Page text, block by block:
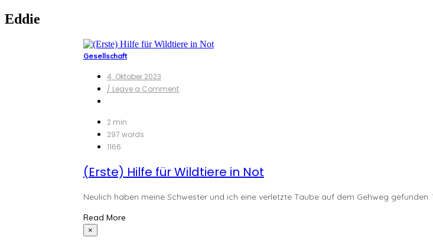
Eddie
Gesellschaft
4. Oktober 2023
/ Leave a Commenton
2 min
297 words
1166
(Erste) Hilfe für Wildtiere in Not
Neulich haben meine Schwester und ich eine verletzte Taube auf dem Gehweg
Read More
×